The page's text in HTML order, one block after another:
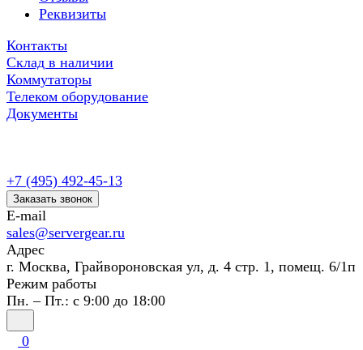
Реквизиты
Контакты
Склад в наличии
Коммутаторы
Телеком оборудование
Документы
+7 (495) 492-45-13
Заказать звонок
E-mail
sales@servergear.ru
Адрес
г. Москва, Грайвороновская ул, д. 4 стр. 1, помещ. 6/1п
Режим работы
Пн. – Пт.: с 9:00 до 18:00
0